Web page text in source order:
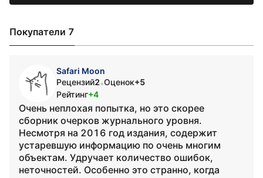
Покупатели 7
Safari Moon
Рецензий2•Оценок+5
Рейтинг+4
Очень неплохая попытка, но это скорее
сборник очерков журнального уровня.
Несмотря на 2016 год издания, содержит
устаревшую информацию по очень многим
объектам. Удручает количество ошибок,
неточностей. Особенно это странно, когда